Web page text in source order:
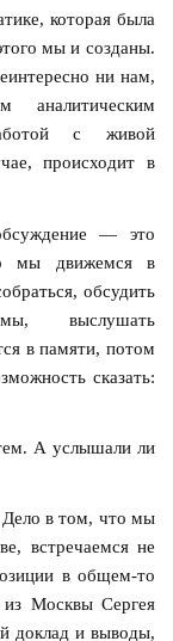
которая была
мы и созданы.
ни нам,
с живой
происходит в
— это
мы движемся в
обсудить
выслушать
в памяти, потом
сказать:
А услышали ли
в том, что мы
встречаемся не
в общем-то
из Москвы Сергея
доклад и выводы,